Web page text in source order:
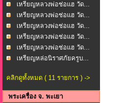
เหรียญหลวงพ่อช่อแฮ วัด...
เหรียญหลวงพ่อช่อแฮ วัด...
เหรียญหลวงพ่อช่อแฮ วัด...
เหรียญหลวงพ่อช่อแฮ วัด...
เหรียญหลวงพ่อช่อแฮ วัด...
เหรียญหล่อนิราศภัยครูบ...
คลิกดูทั้งหมด ( 11 รายการ ) ->
พระเครื่อง จ. พะเยา